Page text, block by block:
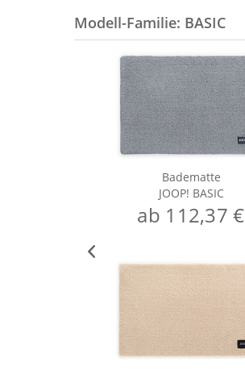
Modell-Familie: BASIC
Badematte
JOOP! BASIC
ab 112,37 €